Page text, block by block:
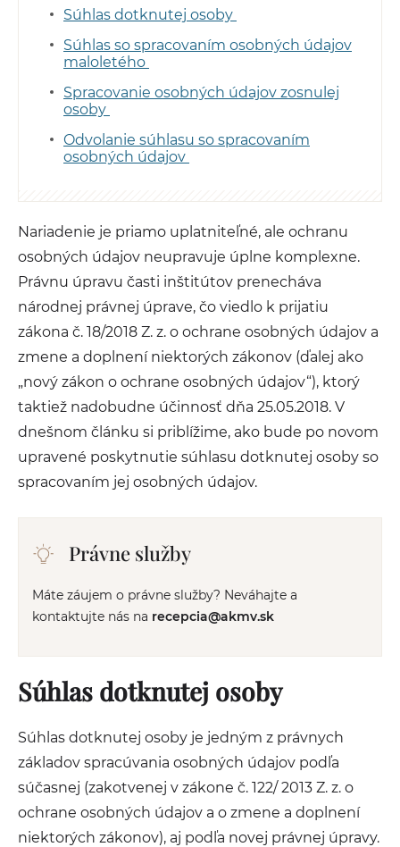
Súhlas dotknutej osoby
Súhlas so spracovaním osobných údajov
maloletého
Spracovanie osobných údajov zosnulej
osoby
Odvolanie súhlasu so spracovaním
osobných údajov
Nariadenie je priamo uplatniteľné, ale ochranu
osobných údajov neupravuje úplne komplexne.
Právnu úpravu časti inštitútov prenecháva
národnej právnej úprave, čo viedlo k prijatiu
zákona č. 18/2018 Z. z. o ochrane osobných údajov a
zmene a doplnení niektorých zákonov (ďalej ako
„nový zákon o ochrane osobných údajov“), ktorý
taktiež nadobudne účinnosť dňa 25.05.2018. V
dnešnom článku si priblížime, ako bude po novom
upravené poskytnutie súhlasu dotknutej osoby so
spracovaním jej osobných údajov.
Právne služby
Máte záujem o právne služby? Neváhajte a
kontaktujte nás na recepcia@akmv.sk
Súhlas dotknutej osoby
Súhlas dotknutej osoby je jedným z právnych
základov spracúvania osobných údajov podľa
súčasnej (zakotvenej v zákone č. 122/ 2013 Z. z. o
ochrane osobných údajov a o zmene a doplnení
niektorých zákonov), aj podľa novej právnej úpravy.